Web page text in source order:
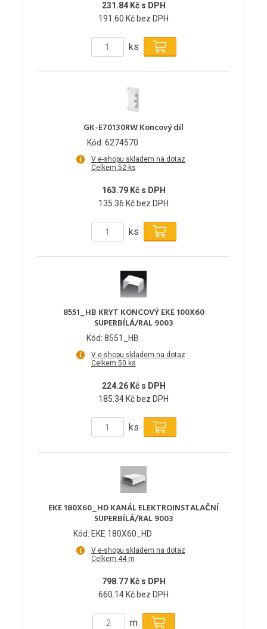
231.84 Kč s DPH
191.60 Kč bez DPH
ks
GK-E70130RW Koncový díl
Kód: 6274570
V e-shopu skladem na dotaz
Celkem 52 ks
163.79 Kč s DPH
135.36 Kč bez DPH
ks
8551_HB KRYT KONCOVÝ EKE 100X60
SUPERBÍLÁ/RAL 9003
Kód: 8551_HB
V e-shopu skladem na dotaz
Celkem 50 ks
224.26 Kč s DPH
185.34 Kč bez DPH
ks
EKE 180X60_HD KANÁL ELEKTROINSTALAČNÍ
SUPERBÍLÁ/RAL 9003
Kód: EKE 180X60_HD
V e-shopu skladem na dotaz
Celkem 44 m
798.77 Kč s DPH
660.14 Kč bez DPH
m